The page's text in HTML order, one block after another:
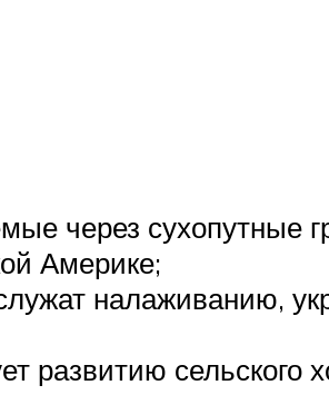
через сухопутные
Америке;
налаживанию,
развитию сельского